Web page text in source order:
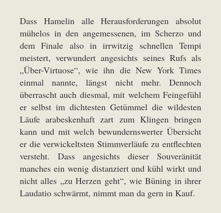
Dass Hamelin alle Herausforderungen absolut
mühelos in den angemessenen, im Scherzo und
dem Finale also in irrwitzig schnellen Tempi
meistert, verwundert angesichts seines Rufs als
„Über-Virtuose“, wie ihn die New York Times
einmal nannte, längst nicht mehr. Dennoch
überrascht auch diesmal, mit welchem Feingefühl
er selbst im dichtesten Getümmel die wildesten
Läufe arabeskenhaft zart zum Klingen bringen
kann und mit welch bewundernswerter Übersicht
er die verwickeltsten Stimmverläufe zu entflechten
versteht. Dass angesichts dieser Souveränität
manches ein wenig distanziert und kühl wirkt und
nicht alles „zu Herzen geht“, wie Büning in ihrer
Laudatio schwärmt, nimmt man da gern in Kauf.